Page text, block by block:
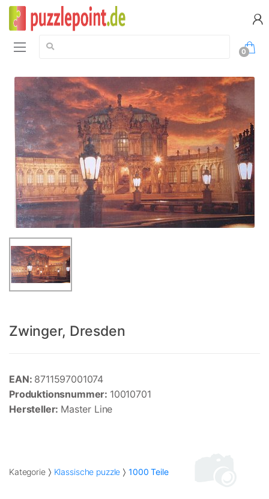
Suche:
0
Zwinger, Dresden
EAN: 8711597001074
Produktionsnummer: 10010701
Hersteller: Master Line
Kategorie Klassische puzzle 1000 Teile